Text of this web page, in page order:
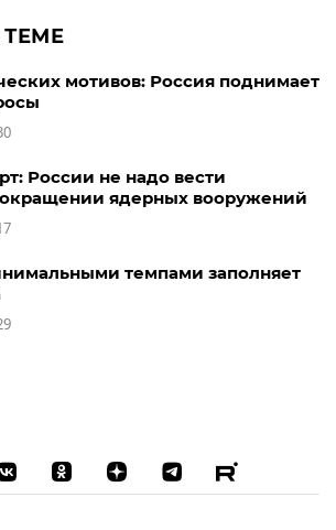
мотивов: Россия поднимает
России не надо вести
ядерных вооружений
темпами заполняет